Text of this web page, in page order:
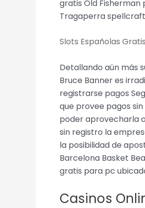
gratis Old Fisherman
Tragaperra spellcraft
Slots Españolas
Detallando aún más
Bruce Banner es
registrarse pagos
que provee pagos
poder aprovecharla
sin registro la
la posibilidad de
Barcelona Basket
gratis para pc
Casinos